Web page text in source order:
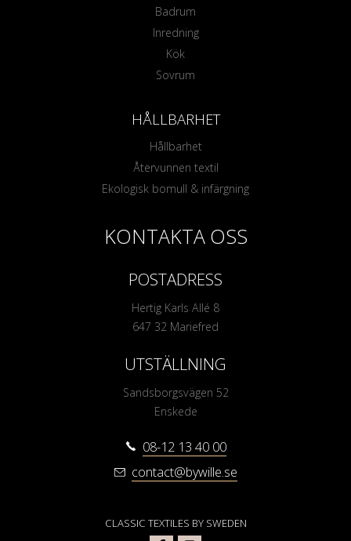
Badrum
Inredning
Kök
Sovrum
HÅLLBARHET
Hållbarhet
Återvunnen textil
Ekologisk bomull & infärgning
KONTAKTA OSS
POSTADRESS
Hertig Karls Allé 8
647 32 Mariefred
UTSTÄLLNING
Sandsborgsvägen 52
Enskede
08-12 13 40 00
contact@bywille.se
CLASSIC TEXTILES BY SWEDEN